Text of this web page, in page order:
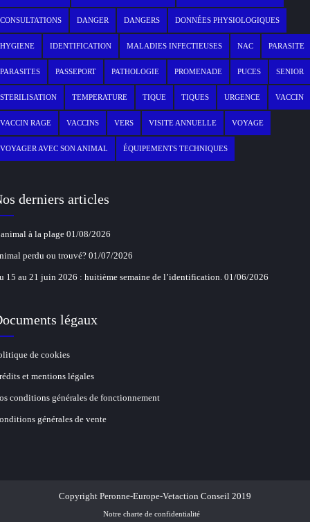
CONSULTATIONS DANGER DANGERS DONNÉES PHYSIOLOGIQUES
HYGIENE IDENTIFICATION MALADIES INFECTIEUSES NAC PARASITE
PARASITES PASSEPORT PATHOLOGIE PROMENADE PUCES SENIOR
STERILISATION TEMPERATURE TIQUE TIQUES URGENCE VACCIN
VACCIN RAGE VACCINS VERS VISITE ANNUELLE VOYAGE
VOYAGER AVEC SON ANIMAL ÉQUIPEMENTS TECHNIQUES
derniers articles
à la plage 01/08/2026
perdu ou trouvé? 01/07/2026
15 au 21 juin 2026 : huitième semaine de l’identification. 01/06/2026
légaux
de cookies
et mentions légales
conditions générales de fonctionnement
générales de vente
Copyright Peronne-Europe-Vetaction Conseil 2019
Notre charte de confidentialité